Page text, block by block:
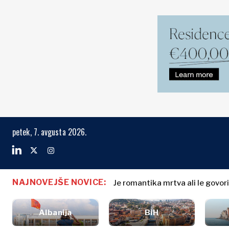
Preišči The Region
Albanija
BiH
Biz
BiH
Hrvaška
Kosovo*
Severna
Makedonija
Imenovanja
Poljoprivreda
Gradbeništvo
Energija
petek, 7. avgusta 2026.
NAJNOVEJŠE NOVICE:Je romantika mrtva ali le govori
Modrić in Džeko podprla 920
Albanija BiH